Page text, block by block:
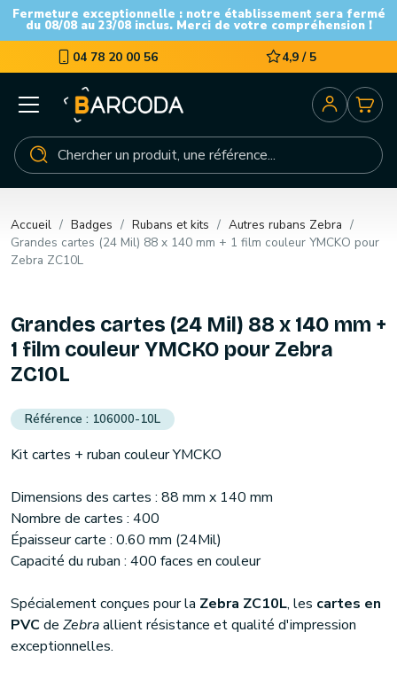
Fermeture exceptionnelle : notre établissement sera fermé
du 08/08 au 23/08 inclus. Merci de votre compréhension !
04 78 20 00 56 4,9 / 5
Accueil Badges Rubans et kits
Autres rubans Zebra
Grandes cartes (24 Mil) 88 x 140 mm + 1 film couleur YMCKO pour
Zebra ZC10L
Grandes cartes (24 Mil) 88 x 140 mm +
1 film couleur YMCKO pour Zebra
ZC10L
106000-10L
Kit cartes + ruban couleur YMCKO
Dimensions des cartes : 88 mm x 140 mm
Nombre de cartes : 400
Épaisseur carte : 0.60 mm (24Mil)
Capacité du ruban : 400 faces en couleur
Spécialement conçues pour la Zebra ZC10L, les cartes en
PVCde Zebraallient résistance et qualité d'impression
exceptionnelles.